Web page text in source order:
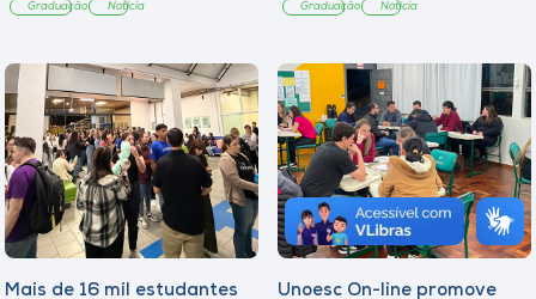
Graduação Notícia Graduação Notícia
Mais de 16 mil estudantes Unoesc On-line promove